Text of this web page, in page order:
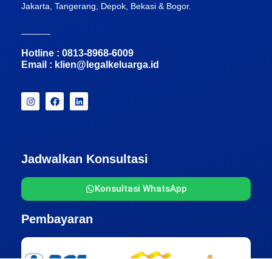
Jakarta, Tangerang, Depok, Bekasi & Bogor.
Hotline : 0813-8968-6009
Email : klien@legalkeluarga.id
Jadwalkan Konsultasi
Konsultasi WhatsApp
Pembayaran